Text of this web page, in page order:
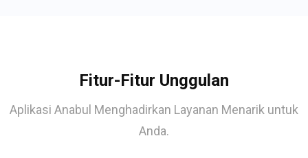
Fitur-Fitur Unggulan
Aplikasi Anabul Menghadirkan Layanan Menarik untuk
Anda.